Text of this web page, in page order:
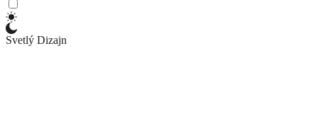
Svetlý Dizajn